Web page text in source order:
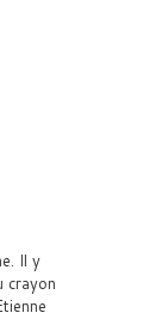
Il y
crayon